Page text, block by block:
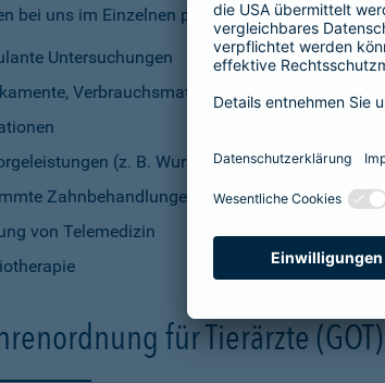
bei uns im Einzelnen profitieren, haben wir
Untersuchungen
Verbrauchsmaterial und Hilfsmittel
(z. B. Wurmkur, Impfung)
Zahnbehandlungen
von Telemedizin
für Tierärzte